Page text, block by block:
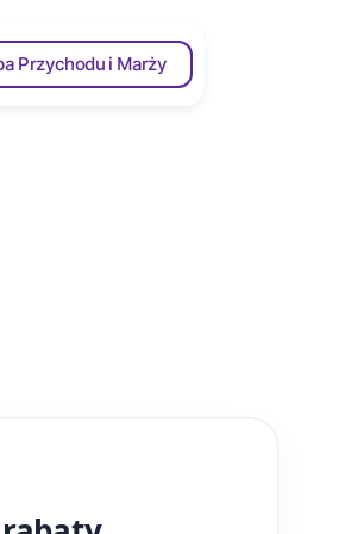
Przychodu i Marży